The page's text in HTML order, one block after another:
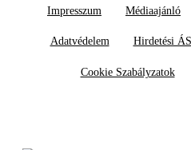
Impresszum Médiaajánló
Adatvédelem Hirdetési
Cookie Szabályzatok